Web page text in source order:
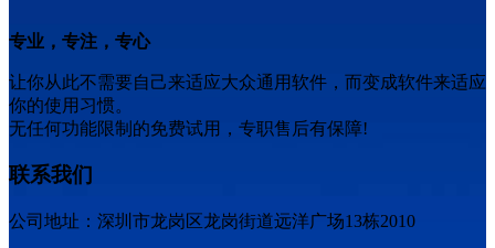
专业，专注，专心
让你从此不需要自己来适应大众通用软件，而变成软件来适应
你的使用习惯。
无任何功能限制的免费试用，专职售后有保障!
联系我们
公司地址：深圳市龙岗区龙岗街道远洋广场13栋2010